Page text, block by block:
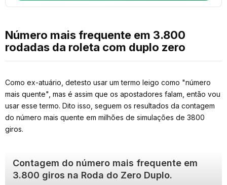
Número mais frequente em 3.800
rodadas da roleta com duplo zero
Como ex-atuário, detesto usar um termo leigo como "número
mais quente", mas é assim que os apostadores falam, então vou
usar esse termo. Dito isso, seguem os resultados da contagem
do número mais quente em milhões de simulações de 3800
giros.
Contagem do número mais frequente em
3.800 giros na Roda do Zero Duplo.